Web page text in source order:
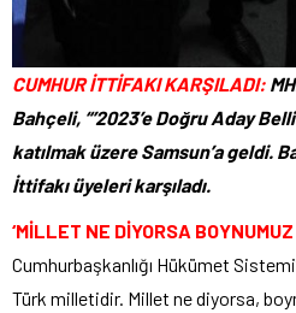
CUMHUR İTTİFAKI KARŞILADI:
Bahçeli, “’2023’e Doğru Aday
katılmak üzere Samsun’a geldi.
İttifakı üyeleri karşıladı.
‘MİLLET NE DİYORSA
Cumhurbaşkanlığı Hükümet
Türk milletidir. Millet ne diyorsa,